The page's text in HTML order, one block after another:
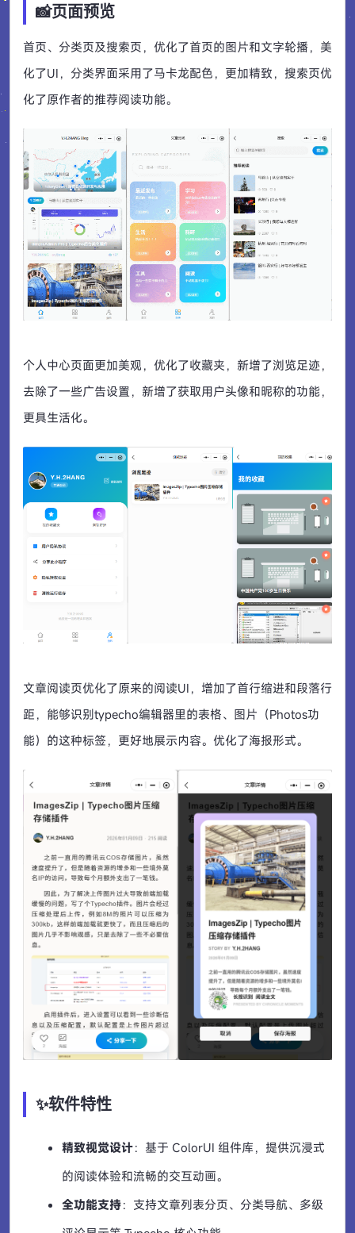
📸页面预览
首页、分类页及搜索页，优化了首页的图片和文字轮播，美
化了UI，分类界面采用了马卡龙配色，更加精致，搜索页优
化了原作者的推荐阅读功能。
个人中心页面更加美观，优化了收藏夹，新增了浏览足迹，
去除了一些广告设置，新增了获取用户头像和昵称的功能，
更具生活化。
文章阅读页优化了原来的阅读UI，增加了首行缩进和段落行
距，能够识别typecho编辑器里的表格、图片（Photos功
能）的这种标签，更好地展示内容。优化了海报形式。
✨软件特性
精致视觉设计：基于 ColorUI 组件库，提供沉浸式
的阅读体验和流畅的交互动画。
全功能支持：支持文章列表分页、分类导航、多级